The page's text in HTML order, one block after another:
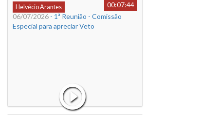
Helvécio Arantes
00:07:44
06/07/2026 - 1ª Reunião - Comissão
Especial para apreciar Veto